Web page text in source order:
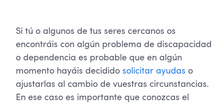
Si tú o algunos de tus seres cercanos os
encontráis con algún problema de discapacidad
o dependencia es probable que en algún
momento hayáis decidido solicitar ayudas o
ajustarlas al cambio de vuestras circunstancias.
En ese caso es importante que conozcas el